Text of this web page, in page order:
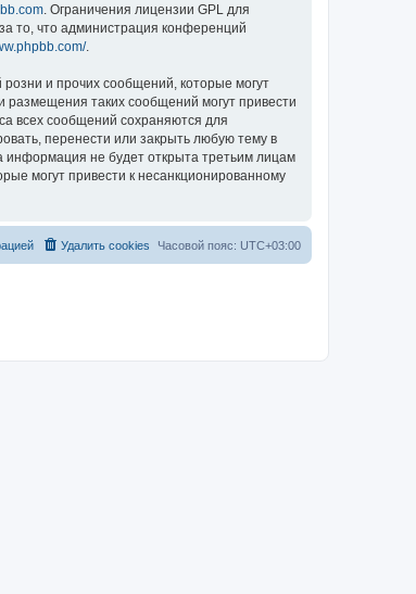
. Ограничения лицензии GPL для
то, что администрация конференций
.
и прочих сообщений, которые могут
таких сообщений могут привести
всех сообщений сохраняются для
перенести или закрыть любую тему в
информация не будет открыта третьим лицам
могут привести к несанкционированному
Часовой пояс: UTC+03:00
Удалить cookies